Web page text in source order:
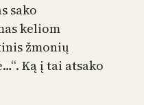
sako
keliom
žmonių
Ką į tai atsako